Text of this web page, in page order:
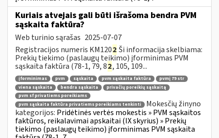
Kuriais atvejais gali būti išrašoma bendra PVM
sąskaita faktūra?
Web turinio sąrašas 2025-07-07
Registracijos numeris KM1202 Ši informacija skelbiama:
Prekių tiekimo (paslaugų teikimo) įforminimas PVM
sąskaita faktūra (78-1, 79, 82, 105, 109...
įforminimas pvm sąskaita pvm sąskaita faktūra
pvmį 79 str
viena sąskaita
bendra sąskaita
privačių poreikių sąskaitą
pvm sf privatiems poreikiams
pvm sąskaita faktūra privatiems poreikiams tenkinti
Mokesčių žinyno
kategorijos: Pridėtinės vertės mokestis » PVM sąskaitos
faktūros, reikalavimai apskaitai (IX skyrius) » Prekių
tiekimo (paslaugų teikimo) įforminimas PVM sąskaita